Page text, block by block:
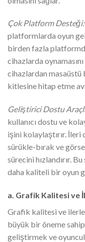
Çok Platform Desteği:
platformlarda oyun
birden fazla
cihazlarda
cihazlardan masaüstü
kitlesine hitap etme
Geliştirici Dostu
kullanıcı dostu ve
işini kolaylaştırır.
sürükle-bırak ve
sürecini hızlandırır.
daha kaliteli bir oyun
a. Grafik Kalitesi ve
Grafik kalitesi ve
büyük bir öneme
geliştirmek ve